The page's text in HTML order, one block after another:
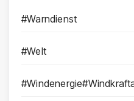
#Warndienst
#Welt